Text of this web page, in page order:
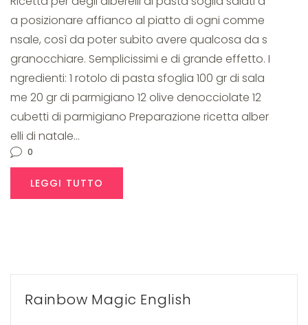
sfoglia
a posizionare affianco al piatto di ogni comme
nsale, così da poter subito avere qualcosa da s
granocchiare. Semplicissimi e di grande effetto. I
ngredienti: 1 rotolo di pasta sfoglia 100 gr di sala
me 20 gr di parmigiano 12 olive denocciolate 12
cubetti di parmigiano Preparazione ricetta alber
elli di natale…
0
LEGGI TUTTO
Rainbow Magic English